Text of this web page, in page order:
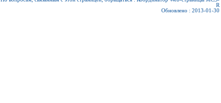
R
Обновлено : 2013-01-30